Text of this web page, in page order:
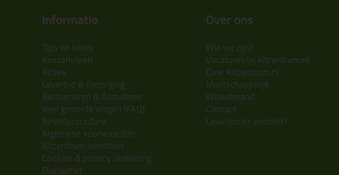
Informatie
Tips en tricks
Keuzehulpen
Acties
Levertijd & Bezorging
Retourneren & Annuleren
Veel gestelde vragen (FAQ)
Bestelprocedure
Algemene voorwaarden
Kitcentrum berichten
Cookies & privacy verklaring
Disclaimer
Over ons
Wie wij zijn?
Vacatures bij kitcentrum.nl
Over Kitcentrum.nl
Maatschappelijk
Winkelmand
Contact
Leverancier worden?